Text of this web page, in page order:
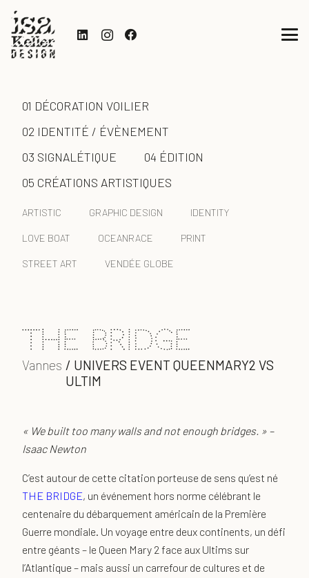
01 DÉCORATION VOILIER
02 IDENTITÉ / ÉVÈNEMENT
03 SIGNALÉTIQUE
04 ÉDITION
05 CRÉATIONS ARTISTIQUES
ARTISTIC GRAPHIC DESIGN IDENTITY
LOVE BOAT OCEANRACE PRINT
STREET ART VENDÉE GLOBE
the bridge
Vannes / UNIVERS EVENT QUEENMARY2 VS
ULTIM
« We built too many walls and not enough bridges. » –
Isaac Newton
C’est autour de cette citation porteuse de sens qu’est né
THE BRIDGE, un événement hors norme célébrant le
centenaire du débarquement américain de la Première
Guerre mondiale. Un voyage entre deux continents, un défi
entre géants – le Queen Mary 2 face aux Ultims sur
l’Atlantique – mais aussi un carrefour de cultures et de